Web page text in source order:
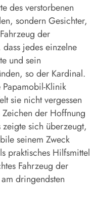
des verstorbenen
sondern Gesichter,
der
jedes einzelne
und sein
so der Kardinal.
Klinik
sie nicht vergessen
der Hoffnung
sich überzeugt,
seinem Zweck
praktisches Hilfsmittel
Fahrzeug der
dringendsten